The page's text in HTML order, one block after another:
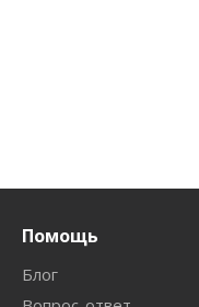
Помощь
Блог